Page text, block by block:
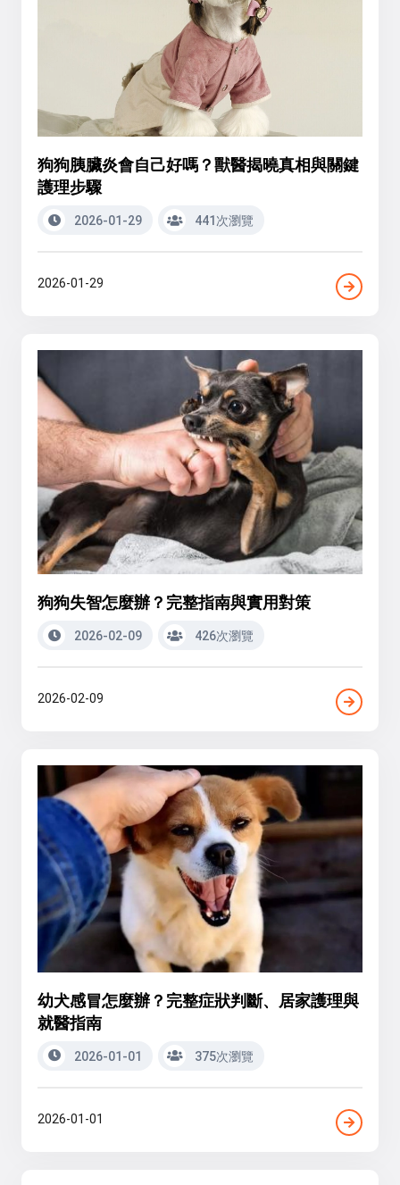
狗狗胰臟炎會自己好嗎？獸醫揭曉真相與關鍵
護理步驟
2026-01-29 441次瀏覽
2026-01-29
狗狗失智怎麼辦？完整指南與實用對策
2026-02-09 426次瀏覽
2026-02-09
幼犬感冒怎麼辦？完整症狀判斷、居家護理與
就醫指南
2026-01-01 375次瀏覽
2026-01-01